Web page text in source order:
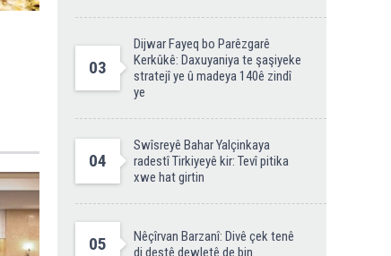
03
Dijwar Fayeq bo Parêzgarê
Kerkûkê: Daxuyaniya te şaşiyeke
stratejî ye û madeya 140ê zindî
ye
04
Swîsreyê Bahar Yalçinkaya
radestî Tirkiyeyê kir: Tevî pitika
xwe hat girtin
05
Nêçîrvan Barzanî: Divê çek tenê
di destê dewletê de bin